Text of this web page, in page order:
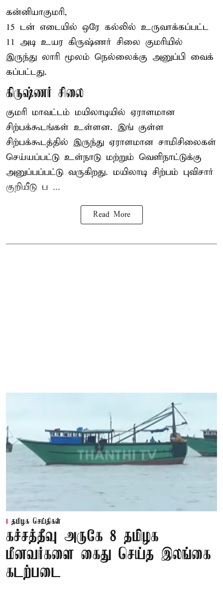
கன்னியாகுமரி,
15 டன் எடையில் ஒரே கல்லில் உருவாக்கப்பட்ட
11 அடி உயர கிருஷ்ணர் சிலை குமரியில்
இருந்து லாரி மூலம் நெல்லைக்கு அனுப்பி வைக்
கப்பட்டது.
கிருஷ்ணர் சிலை
குமரி மாவட்டம் மயிலாடியில் ஏராளமான
சிற்பக்கூடங்கள் உள்ளன. இங் குள்ள
சிற்பக்கூடத்தில் இருந்து ஏராளமான சாமிசிலைகள்
செய்யப்பட்டு உள்நாடு மற்றும் வெளிநாட்டுக்கு
அனுப்பப்பட்டு வருகிறது. மயிலாடி சிற்பம் புவிசார்
குறியீடு ப ...
Read More
தமிழக செய்திகள்
கச்சத்தீவு அருகே 8 தமிழக
மீனவர்களை கைது செய்த இலங்கை
கடற்படை